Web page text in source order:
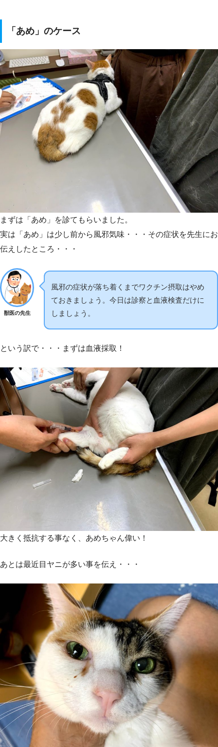
「あめ」のケース
まずは「あめ」を診てもらいました。
実は「あめ」は少し前から風邪気味・・・その症状を先生にお
伝えしたところ・・・
獣医の先生
風邪の症状が落ち着くまでワクチン摂取はやめ
ておきましょう。今日は診察と血液検査だけに
しましょう。
という訳で・・・まずは血液採取！
大きく抵抗する事なく、あめちゃん偉い！
あとは最近目ヤニが多い事を伝え・・・